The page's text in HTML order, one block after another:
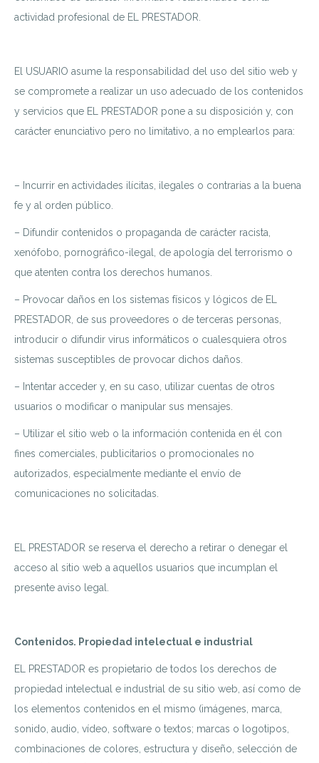
actividad profesional de EL PRESTADOR.
El USUARIO asume la responsabilidad del uso del sitio web y
se compromete a realizar un uso adecuado de los contenidos
y servicios que EL PRESTADOR pone a su disposición y, con
carácter enunciativo pero no limitativo, a no emplearlos para:
– Incurrir en actividades ilícitas, ilegales o contrarias a la buena
fe y al orden público.
– Difundir contenidos o propaganda de carácter racista,
xenófobo, pornográfico-ilegal, de apología del terrorismo o
que atenten contra los derechos humanos.
– Provocar daños en los sistemas físicos y lógicos de EL
PRESTADOR, de sus proveedores o de terceras personas,
introducir o difundir virus informáticos o cualesquiera otros
sistemas susceptibles de provocar dichos daños.
– Intentar acceder y, en su caso, utilizar cuentas de otros
usuarios o modificar o manipular sus mensajes.
– Utilizar el sitio web o la información contenida en él con
fines comerciales, publicitarios o promocionales no
autorizados, especialmente mediante el envío de
comunicaciones no solicitadas.
EL PRESTADOR se reserva el derecho a retirar o denegar el
acceso al sitio web a aquellos usuarios que incumplan el
presente aviso legal.
Contenidos. Propiedad intelectual e industrial
EL PRESTADOR es propietario de todos los derechos de
propiedad intelectual e industrial de su sitio web, así como de
los elementos contenidos en el mismo (imágenes, marca,
sonido, audio, vídeo, software o textos; marcas o logotipos,
combinaciones de colores, estructura y diseño, selección de